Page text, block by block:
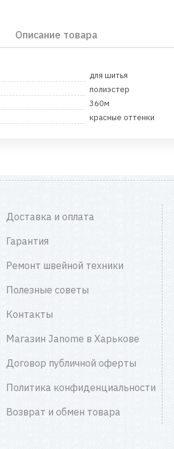
Описание товара
для шитья
полиэстер
360м
красные оттенки
Доставка и оплата
Гарантия
Ремонт швейной техники
Полезные советы
Контакты
Магазин Janome в Харькове
Договор публичной оферты
Политика конфиденциальности
Возврат и обмен товара